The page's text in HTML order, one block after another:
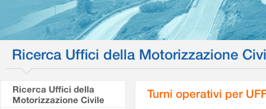
Ricerca Uffici della Motorizzazione
Ricerca Uffici della
Motorizzazione Civile
Turni operativi per